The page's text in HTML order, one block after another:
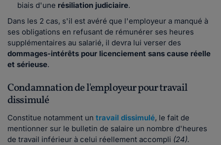
biais d'une résiliation judiciaire.
Dans les 2 cas, s'il est avéré que l'employeur a manqué à
ses obligations en refusant de rémunérer ses heures
supplémentaires au salarié, il devra lui verser des
dommages-intérêts pour licenciement sans cause réelle
et sérieuse.
Condamnation de l'employeur pour travail
dissimulé
Constitue notamment un travail dissimulé, le fait de
mentionner sur le bulletin de salaire un nombre d'heures
de travail inférieur à celui réellement accompli (24).